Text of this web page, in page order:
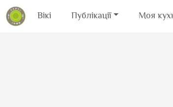
Вікі Публікації Моя